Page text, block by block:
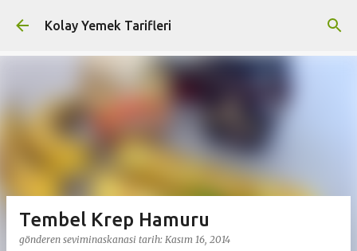
Ana içeriğe atla
Kolay Yemek Tarifleri
Tembel Krep Hamuru
gönderen seviminaskanasi tarih: Kasım 16, 2014